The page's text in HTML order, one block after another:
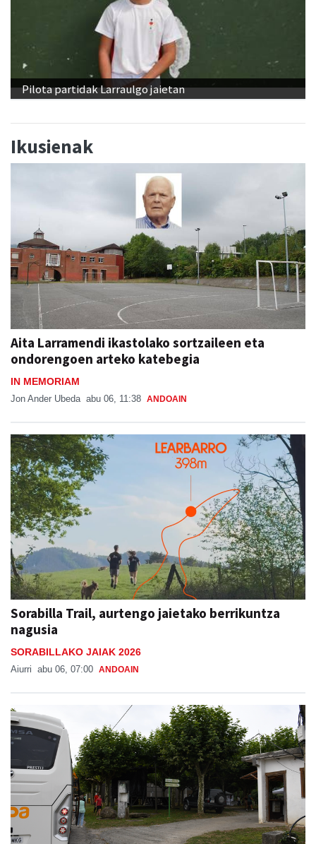
Pilota partidak Larraulgo jaietan
Ikusienak
Aita Larramendi ikastolako sortzaileen eta
ondorengoen arteko katebegia
IN MEMORIAM
Jon Ander Ubeda abu 06, 11:38 ANDOAIN
Sorabilla Trail, aurtengo jaietako berrikuntza
nagusia
SORABILLAKO JAIAK 2026
Aiurri abu 06, 07:00 ANDOAIN